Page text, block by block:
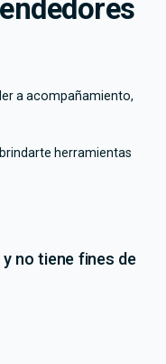
a acompañamiento,
herramientas
no tiene fines de